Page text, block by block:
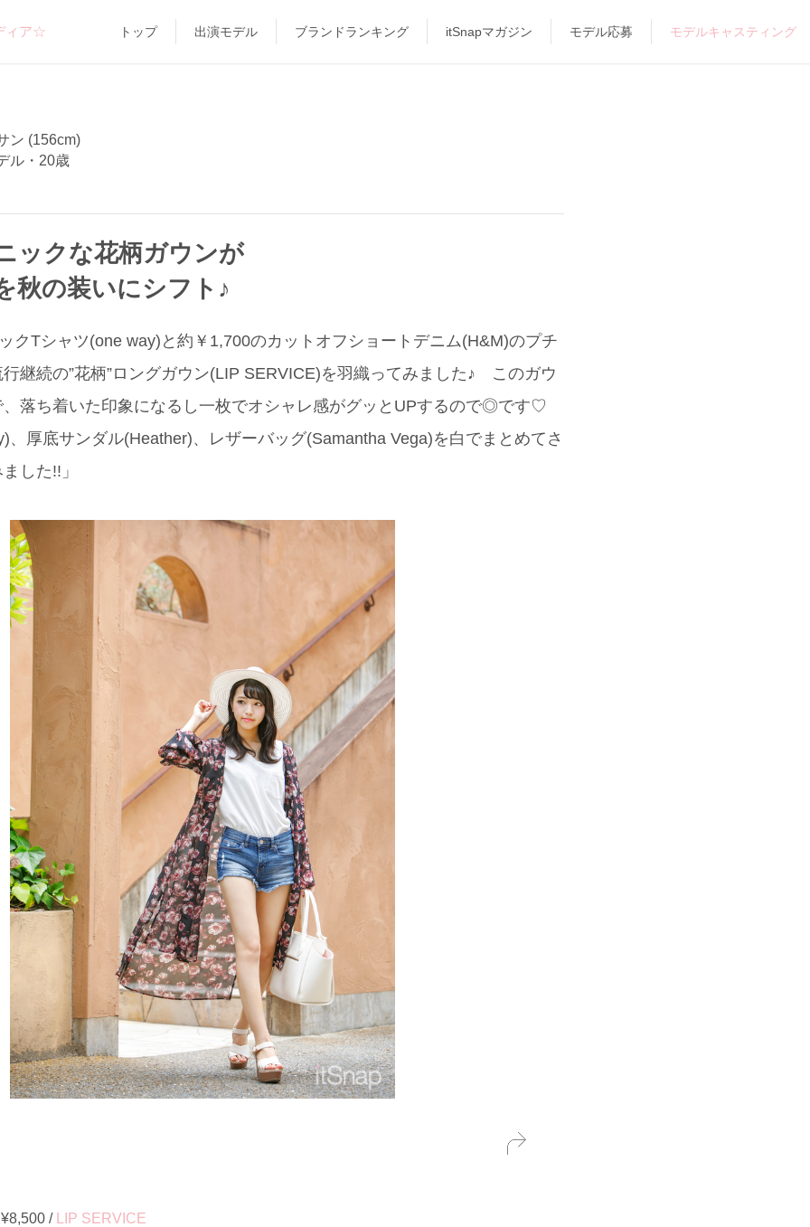
ィア☆ トップ 出演モデル ブランドランキング itSnapマガジン モデル応募 モデルキャスティング
ン (156cm)
ル・20歳
ックな花柄ガウンが
秋の装いにシフト♪
クTシャツ(one way)と約￥1,700のカットオフショートデニム(H&M)のプチ
継続の”花柄”ロングガウン(LIP SERVICE)を羽織ってみました♪ このガウ
、落ち着いた印象になるし一枚でオシャレ感がグッとUPするので◎です♡
、厚底サンダル(Heather)、レザーバッグ(Samantha Vega)を白でまとめてさ
した!!」
/
LIP SERVICE